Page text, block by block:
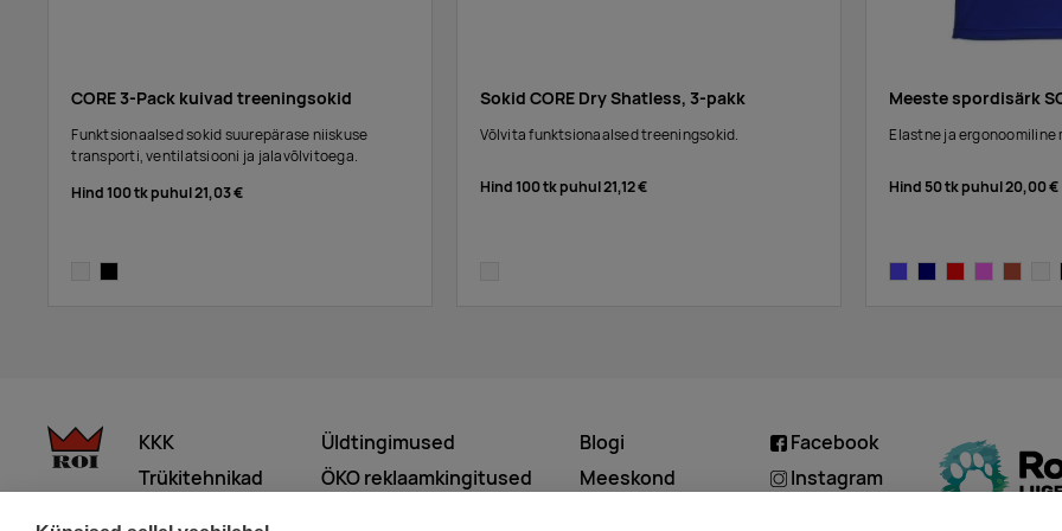
CORE 3-Pack kuivad treeningsokid
Funktsionaalsed sokid suurepärase niiskuse
transporti, ventilatsiooni ja jalavõlvitoega.
Hind 100 tk puhul21,03 €
Sokid CORE Dry Shatless, 3-pakk
Võlvita funktsionaalsed treeningsokid.
Hind 100 tk puhul21,12 €
Meeste spordisärk
Elastne ja ergonoomiline
Hind 50 tk puhul20,00 €
KKK
Trükitehnikad
Üldtingimused
ÖKO reklaamkingitused
Blogi
Meeskond
Facebook
Instagram